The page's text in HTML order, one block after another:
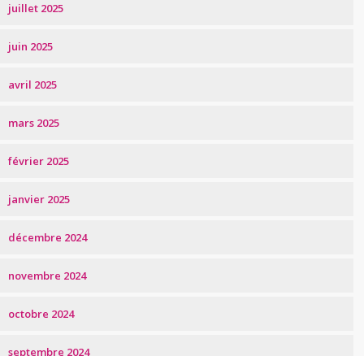
juillet 2025
juin 2025
avril 2025
mars 2025
février 2025
janvier 2025
décembre 2024
novembre 2024
octobre 2024
septembre 2024